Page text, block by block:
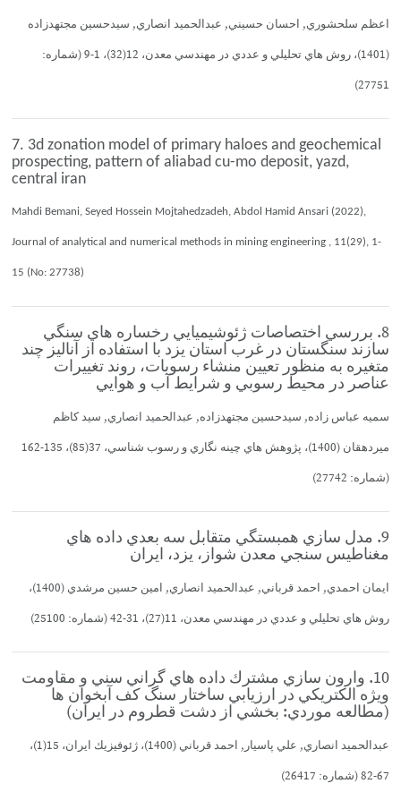
اعظم سلحشوري, احسان حسيني, عبدالحميد انصاري, سيدحسين مجتهدزاده
(1401)، روش هاي تحليلي و عددي در مهندسي معدن، 12(32)، 1-9 (شماره:
27751)
7. 3d zonation model of primary haloes and geochemical
prospecting, pattern of aliabad cu-mo deposit, yazd,
central iran
Mahdi Bemani, Seyed Hossein Mojtahedzadeh, Abdol Hamid Ansari (2022),
Journal of analytical and numerical methods in mining engineering , 11(29), 1-
15 (No: 27738)
8. بررسي اختصاصات ژئوشيميايي رخساره هاي سنگي
سازند سنگستان در غرب استان يزد با استفاده از آناليز چند
متغيره به منظور تعيين منشاء رسوبات، روند تغييرات
عناصر در محيط رسوبي و شرايط آب و هوايي
سميه عباس زاده, سيدحسين مجتهدزاده, عبدالحميد انصاري, سيد كاظم
ميردهقان (1400)، پژوهش هاي چينه نگاري و رسوب شناسي، 37(85)، 135-162
(شماره: 27742)
9. مدل سازي همبستگي متقابل سه بعدي داده هاي
مغناطيس سنجي معدن شواز، يزد، ايران
ايمان احمدي, احمد قرباني, عبدالحميد انصاري, امين حسين مرشدي (1400)،
روش هاي تحليلي و عددي در مهندسي معدن، 11(27)، 31-42 (شماره: 25100)
10. وارون سازي مشترك داده هاي گراني سني و مقاومت
ويژه الكتريكي در ارزيابي ساختار سنگ كف آبخوان ها
(مطالعه موردي: بخشي از دشت قطروم در ايران)
عبدالحميد انصاري, علي پاسيار, احمد قرباني (1400)، ژئوفيزيك ايران، 15(1)،
67-82 (شماره: 26417)